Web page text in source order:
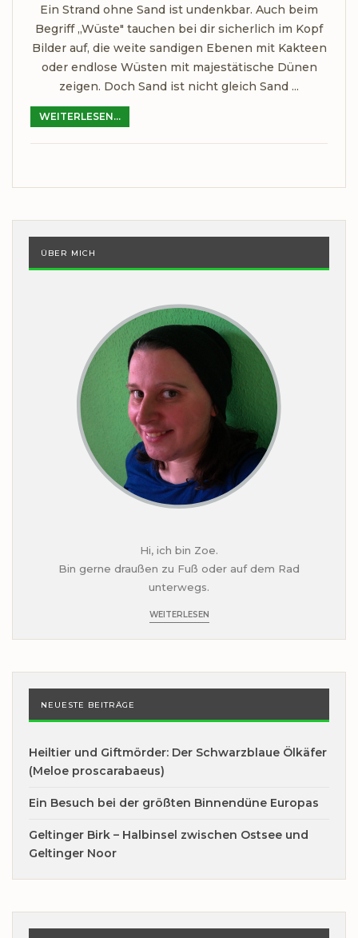
Ein Strand ohne Sand ist undenkbar. Auch beim
Begriff „Wüste" tauchen bei dir sicherlich im Kopf
Bilder auf, die weite sandigen Ebenen mit Kakteen
oder endlose Wüsten mit majestätische Dünen
zeigen. Doch Sand ist nicht gleich Sand ...
WEITERLESEN...
ÜBER MICH
Hi, ich bin Zoe.
Bin gerne draußen zu Fuß oder auf dem Rad
unterwegs.
WEITERLESEN
NEUESTE BEITRÄGE
Heiltier und Giftmörder: Der Schwarzblaue Ölkäfer
(Meloe proscarabaeus)
Ein Besuch bei der größten Binnendüne Europas
Geltinger Birk – Halbinsel zwischen Ostsee und
Geltinger Noor